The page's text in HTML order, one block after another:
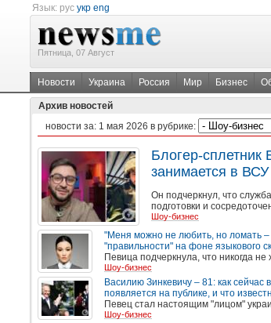
Язык: рус укр eng
Пятница, 07 Август
Новости Украина Россия Мир Бизнес
Архив новостей
новости за: 1 мая 2026 в рубрике:
Блогер-сплетник
занимается в ВСУ
Он подчеркнул, что
подготовки и
Шоу-бизнес
"Меня можно не любить, но ломать –
"правильности" на фоне языкового
Певица подчеркнула, что никогда
Шоу-бизнес
Василию Зинкевичу – 81: как
появляется на публике, и что
Певец стал настоящим "лицом"
Шоу-бизнес